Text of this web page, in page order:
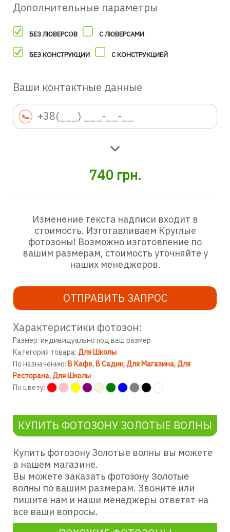
Дополнительные параметры
БЕЗ ЛЮВЕРСОВ С ЛЮВЕРСАМИ
БЕЗ КОНСТРУКЦИИ С КОНСТРУКЦИЕЙ
Ваши контактные данные
740 грн.
Изменение текста надписи входит в
стоимость. Изготавливаем Круглые
фотозоны! Возможно изготовление по
вашим размерам, стоимость уточняйте у
наших менеджеров.
ОТПРАВИТЬ ЗАПРОС
Характеристики фотозон:
Размер: индивидуально под ваш размер
Категория товара: Для Школы
По назначению: В Кафе В Садик Для Магазина Для
Ресторана Для Школы
По цвету:
КУПИТЬ ФОТОЗОНУ ЗОЛОТЫЕ ВОЛНЫ
Купить фотозону Золотые волны вы можете
в нашем магазине.
Вы можете заказать фотозону Золотые
волны по вашим размерам. Звоните или
пишите нам и наши менеджеры ответят на
все ваши вопросы.